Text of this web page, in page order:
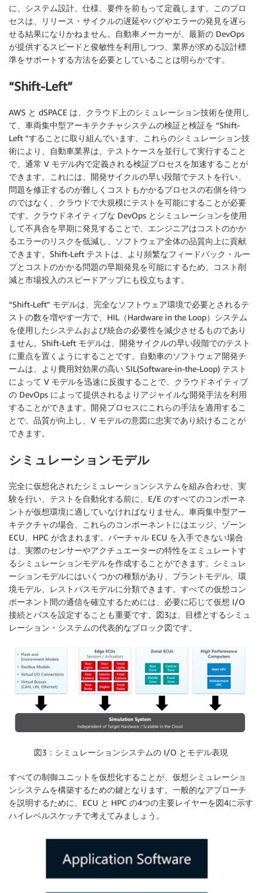
に、システム設計、仕様、要件を前もって定義します。このプロ
セスは、リリース・サイクルの遅延やバグやエラーの発見を遅ら
せる結果になりかねません。自動車メーカーが、最新の DevOps
が提供するスピードと俊敏性を利用しつつ、業界が求める設計標
準をサポートする方法を必要としていることは明らかです。
“Shift-Left”
AWS と dSPACE は、クラウド上のシミュレーション技術を使用し
て、車両集中型アーキテクチャシステムの検証と検証を “Shift-
Left “することに取り組んでいます。これらのシミュレーション技
術により、自動車業界は、テストケースを並行して実行すること
で、通常 V モデル内で定義される検証プロセスを加速することが
できます。これには、開発サイクルの早い段階でテストを行い、
問題を修正するのが難しくコストもかかるプロセスの右側を待つ
のではなく、クラウドで大規模にテストを可能にすることが必要
です。クラウドネイティブな DevOps とシミュレーションを使用
して不具合を早期に発見することで、エンジニアはコストのかか
るエラーのリスクを低減し、ソフトウェア全体の品質向上に貢献
できます。Shift-Left テストは、より頻繁なフィードバック・ルー
プとコストのかかる問題の早期発見を可能にするため、コスト削
減と市場投入のスピードアップにも役立ちます。
“Shift-Left” モデルは、完全なソフトウェア環境で必要とされるテ
ストの数を増やす一方で、HIL（Hardware in the Loop）システム
を使用したシステムおよび統合の必要性を減少させるものであり
ません。Shift-Left モデルは、開発サイクルの早い段階でのテスト
に重点を置くようにすることです。自動車のソフトウェア開発チ
ームは、より費用対効果の高い SIL(Software-in-the-Loop) テスト
によって V モデルを迅速に反復することで、クラウドネイティブ
の DevOps によって提供されるよりアジャイルな開発手法を利用
することができます。開発プロセスにこれらの手法を適用するこ
とで、品質が向上し、V モデルの意図に忠実であり続けることが
できます。
シミュレーションモデル
完全に仮想化されたシミュレーションシステムを組み合わせ、実
験を行い、テストを自動化する前に、E/E のすべてのコンポーネ
ントが仮想環境に適していなければなりません。車両集中型アー
キテクチャの場合、これらのコンポーネントにはエッジ、ゾーン
ECU、HPC が含まれます。バーチャル ECU を入手できない場合
は、実際のセンサーやアクチュエーターの特性をエミュレートす
るシミュレーションモデルを作成することができます。シミュレ
ーションモデルにはいくつかの種類があり、プラントモデル、環
境モデル、レストバスモデルに分類できます。すべての仮想コン
ポーネント間の通信を確立するためには、必要に応じて仮想 I/O
接続とバスを設定することも重要です。図3は、目標とするシミュ
レーション・システムの代表的なブロック図です。
図3：シミュレーションシステムの I/O とモデル表現
すべての制御ユニットを仮想化することが、仮想シミュレーショ
ンシステムを構築するための鍵となります。一般的なアプローチ
を説明するために、ECU と HPC の4つの主要レイヤーを図4に示す
ハイレベルスケッチで考えてみましょう。